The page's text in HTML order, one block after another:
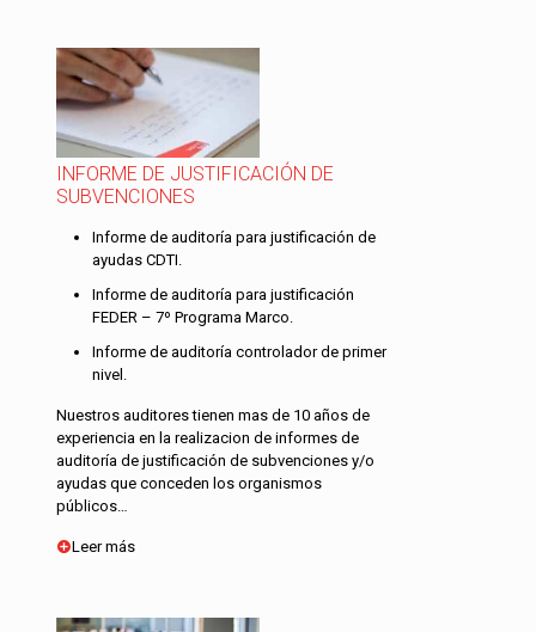
INFORME DE JUSTIFICACIÓN DE
SUBVENCIONES
Informe de auditoría para justificación de
ayudas CDTI.
Informe de auditoría para justificación
FEDER – 7º Programa Marco.
Informe de auditoría controlador de primer
nivel.
Nuestros auditores tienen mas de 10 años de
experiencia en la realizacion de informes de
auditoría de justificación de subvenciones y/o
ayudas que conceden los organismos
públicos…
Leer más